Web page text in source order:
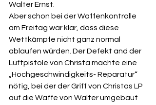
Walter Ernst.
Aber schon bei der Waffenkontrolle
am Freitag war klar, dass diese
Wettkämpfe nicht ganz normal
ablaufen würden. Der Defekt and der
Luftpistole von Christa machte eine
„Hochgeschwindigkeits- Reparatur“
nötig, bei der der Griff von Christas LP
auf die Waffe von Walter umgebaut